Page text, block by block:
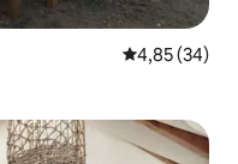
4,85 av 5 i
4,85 (34)